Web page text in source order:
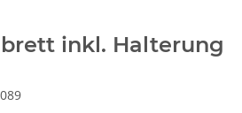
inkl. Halterung